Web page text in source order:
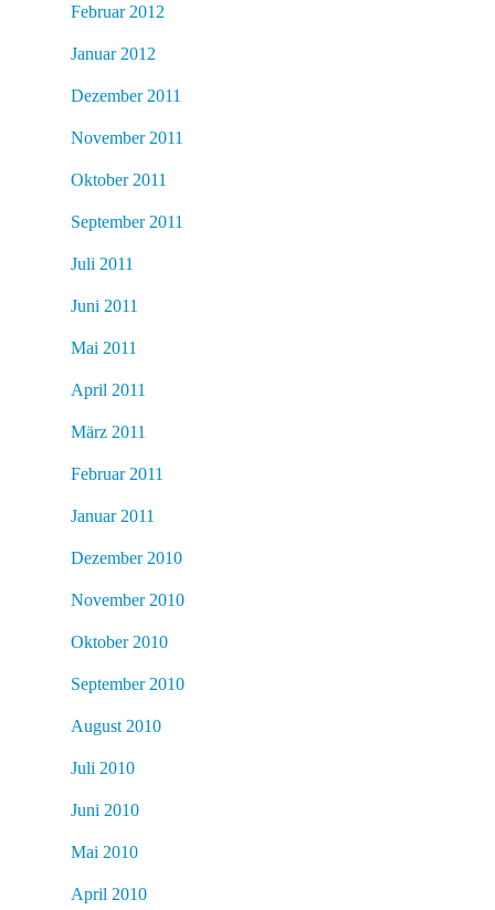
Februar 2012
Januar 2012
Dezember 2011
November 2011
Oktober 2011
September 2011
Juli 2011
Juni 2011
Mai 2011
April 2011
März 2011
Februar 2011
Januar 2011
Dezember 2010
November 2010
Oktober 2010
September 2010
August 2010
Juli 2010
Juni 2010
Mai 2010
April 2010